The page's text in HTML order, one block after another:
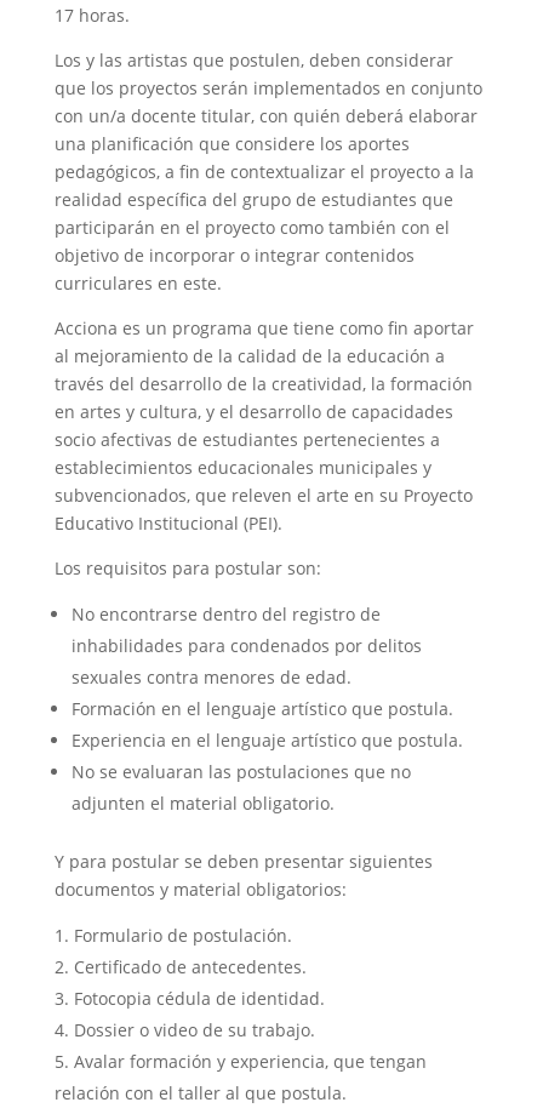
17 horas.
Los y las artistas que postulen, deben considerar
que los proyectos serán implementados en conjunto
con un/a docente titular, con quién deberá elaborar
una planificación que considere los aportes
pedagógicos, a fin de contextualizar el proyecto a la
realidad específica del grupo de estudiantes que
participarán en el proyecto como también con el
objetivo de incorporar o integrar contenidos
curriculares en este.
Acciona es un programa que tiene como fin aportar
al mejoramiento de la calidad de la educación a
través del desarrollo de la creatividad, la formación
en artes y cultura, y el desarrollo de capacidades
socio afectivas de estudiantes pertenecientes a
establecimientos educacionales municipales y
subvencionados, que releven el arte en su Proyecto
Educativo Institucional (PEI).
Los requisitos para postular son:
No encontrarse dentro del registro de
inhabilidades para condenados por delitos
sexuales contra menores de edad.
Formación en el lenguaje artístico que postula.
Experiencia en el lenguaje artístico que postula.
No se evaluaran las postulaciones que no
adjunten el material obligatorio.
Y para postular se deben presentar siguientes
documentos y material obligatorios:
Formulario de postulación.
Certificado de antecedentes.
Fotocopia cédula de identidad.
Dossier o video de su trabajo.
Avalar formación y experiencia, que tengan
relación con el taller al que postula.